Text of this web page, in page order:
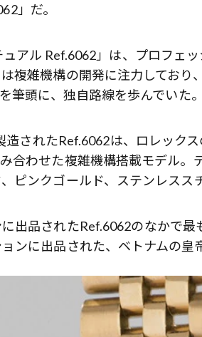
」だ。
ュアル Ref.6062」は、プロフェ
複雑機構の開発に注力してお
筆頭に、独自路線を歩んでいた。
造されたRef.6062は、ロレック
合わせた複雑機構搭載モデル
ピンクゴールド、ステンレスス
出品されたRef.6062のなかで
ンに出品された、ベトナムの